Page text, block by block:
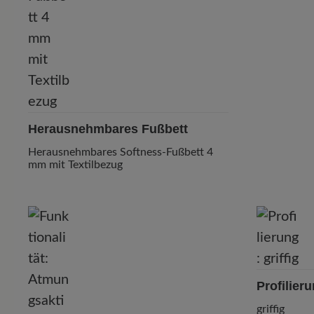
Herausnehmbares Fußbett
Herausnehmbares Softness-Fußbett 4
mm mit Textilbezug
griffig